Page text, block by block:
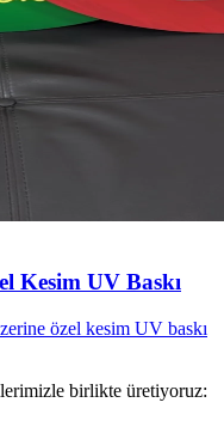
Kesim UV Baskı
özel kesim UV baskı
birlikte üretiyoruz: